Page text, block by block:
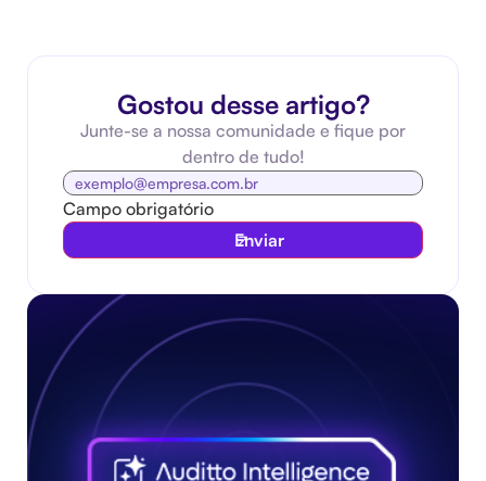
Gostou desse artigo?
Junte-se a nossa comunidade e fique por
dentro de tudo!
Campo obrigatório
Enviar